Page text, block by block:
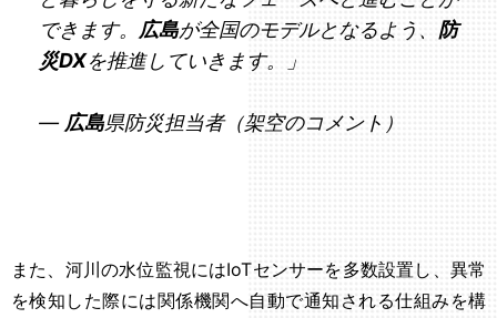
できます。 広島が全国のモデルとなるよう、 防
災DXを推進していきます。」
— 広島県防災担当者（架空のコメント）
また、河川の水位監視にはIoTセンサーを多数設置し、異常
を検知した際には関係機関へ自動で通知される仕組みを構